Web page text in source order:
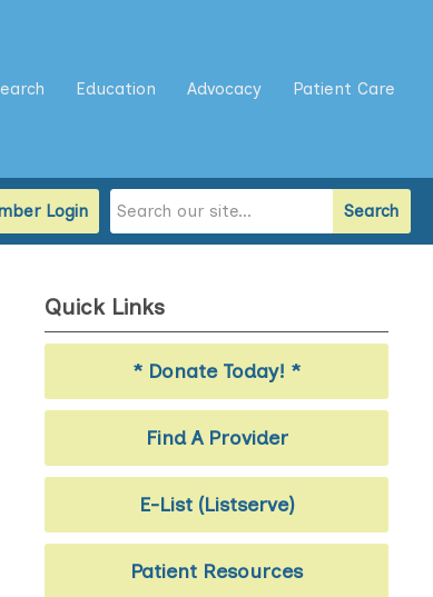
Education Advocacy Patient Care
Search
Login
Quick Links
* Donate Today! *
Find A Provider
E-List (Listserve)
Patient Resources